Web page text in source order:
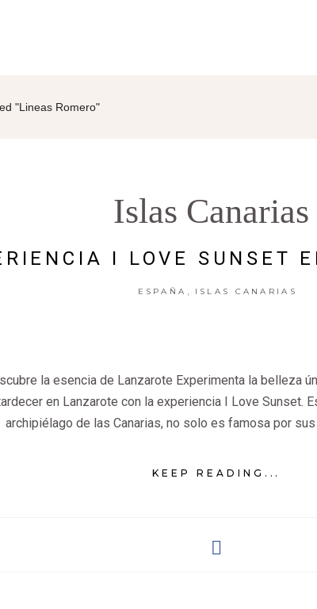
"lineas Romero"
Islas Canarias
I LOVE SUNSET
ESPAÑA ISLAS CANARIAS
la esencia de Lanzarote Experimenta la belleza
en Lanzarote con la experiencia I Love Sunset.
archipiélago de las Canarias, no solo es famosa por
KEEP READING...